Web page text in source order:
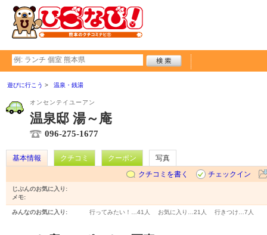
遊びに行こう 温泉・銭湯
オンセンテイユーアン
温泉邸 湯～庵
096-275-1677
基本情報 クチコミ クーポン
写真
クチコミを書く
チェックイン
じぶんのお気に入り:
メモ:
みんなのお気に入り: 行ってみたい！… 41人 お気に入り… 21人 行きつけ… 7人